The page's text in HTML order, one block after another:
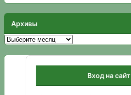
Архивы
Архивы
Вход на сайт